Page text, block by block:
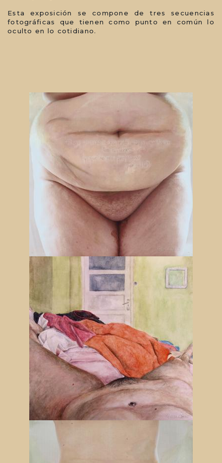
Esta exposición se compone de tres secuencias
fotográficas que tienen como punto en común lo
oculto en lo cotidiano.